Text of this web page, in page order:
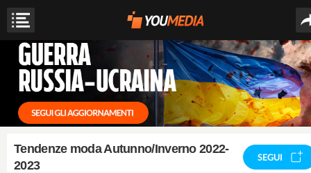
Tendenze moda Autunno/Inverno 2022-
2023
SEGUI